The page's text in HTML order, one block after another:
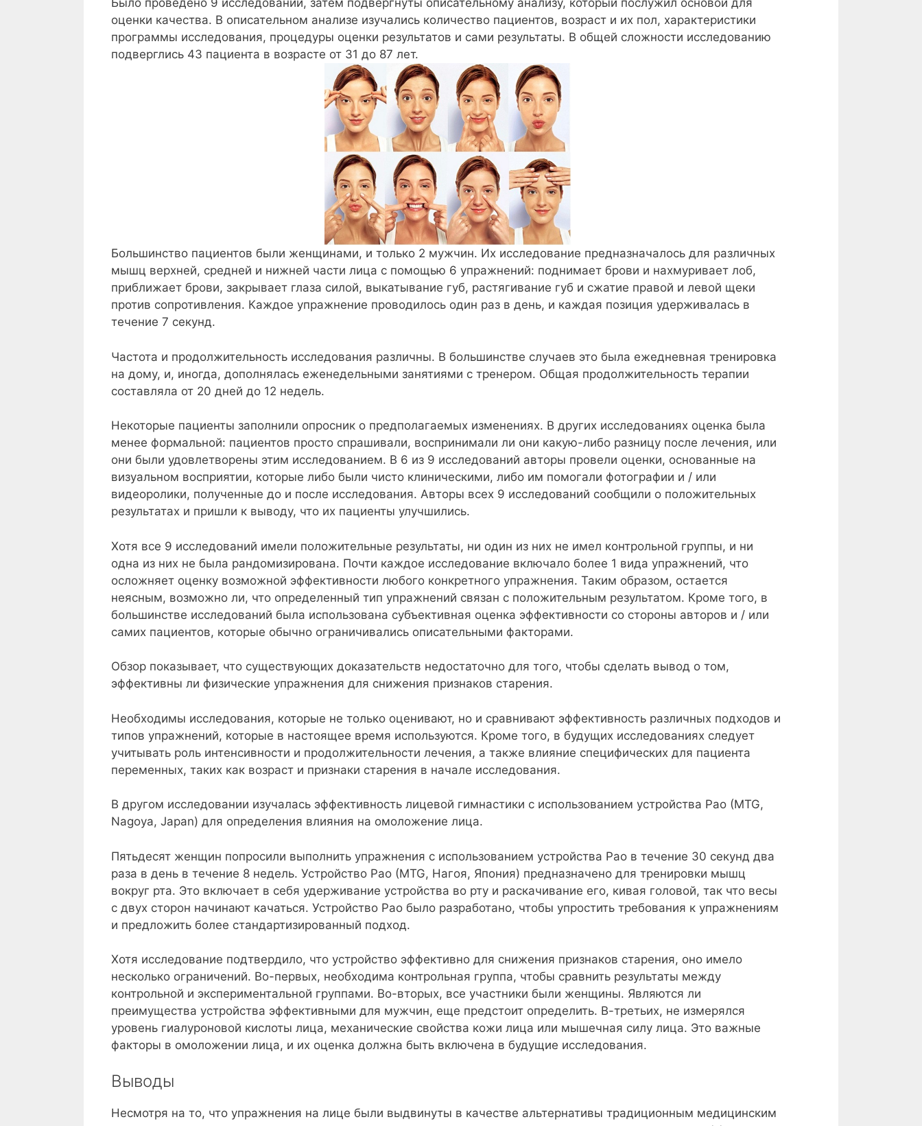
Было проведено 9 исследований, затем подвергнуты описательному анализу, который послужил основой для
оценки качества. В описательном анализе изучались количество пациентов, возраст и их пол, характеристики
программы исследования, процедуры оценки результатов и сами результаты. В общей сложности исследованию
подверглись 43 пациента в возрасте от 31 до 87 лет.
Большинство пациентов были женщинами, и только 2 мужчин. Их исследование предназначалось для различных
мышц верхней, средней и нижней части лица с помощью 6 упражнений: поднимает брови и нахмуривает лоб,
приближает брови, закрывает глаза силой, выкатывание губ, растягивание губ и сжатие правой и левой щеки
против сопротивления. Каждое упражнение проводилось один раз в день, и каждая позиция удерживалась в
течение 7 секунд.
Частота и продолжительность исследования различны. В большинстве случаев это была ежедневная тренировка
на дому, и, иногда, дополнялась еженедельными занятиями с тренером. Общая продолжительность терапии
составляла от 20 дней до 12 недель.
Некоторые пациенты заполнили опросник о предполагаемых изменениях. В других исследованиях оценка была
менее формальной: пациентов просто спрашивали, воспринимали ли они какую-либо разницу после лечения, или
они были удовлетворены этим исследованием. В 6 из 9 исследований авторы провели оценки, основанные на
визуальном восприятии, которые либо были чисто клиническими, либо им помогали фотографии и / или
видеоролики, полученные до и после исследования. Авторы всех 9 исследований сообщили о положительных
результатах и пришли к выводу, что их пациенты улучшились.
Хотя все 9 исследований имели положительные результаты, ни один из них не имел контрольной группы, и ни
одна из них не была рандомизирована. Почти каждое исследование включало более 1 вида упражнений, что
осложняет оценку возможной эффективности любого конкретного упражнения. Таким образом, остается
неясным, возможно ли, что определенный тип упражнений связан с положительным результатом. Кроме того, в
большинстве исследований была использована субъективная оценка эффективности со стороны авторов и / или
самих пациентов, которые обычно ограничивались описательными факторами.
Обзор показывает, что существующих доказательств недостаточно для того, чтобы сделать вывод о том,
эффективны ли физические упражнения для снижения признаков старения.
Необходимы исследования, которые не только оценивают, но и сравнивают эффективность различных подходов и
типов упражнений, которые в настоящее время используются. Кроме того, в будущих исследованиях следует
учитывать роль интенсивности и продолжительности лечения, а также влияние специфических для пациента
переменных, таких как возраст и признаки старения в начале исследования.
В другом исследовании изучалась эффективность лицевой гимнастики с использованием устройства Pao (MTG,
Nagoya, Japan) для определения влияния на омоложение лица.
Пятьдесят женщин попросили выполнить упражнения с использованием устройства Pao в течение 30 секунд два
раза в день в течение 8 недель. Устройство Pao (MTG, Нагоя, Япония) предназначено для тренировки мышц
вокруг рта. Это включает в себя удерживание устройства во рту и раскачивание его, кивая головой, так что весы
с двух сторон начинают качаться. Устройство Pao было разработано, чтобы упростить требования к упражнениям
и предложить более стандартизированный подход.
Хотя исследование подтвердило, что устройство эффективно для снижения признаков старения, оно имело
несколько ограничений. Во-первых, необходима контрольная группа, чтобы сравнить результаты между
контрольной и экспериментальной группами. Во-вторых, все участники были женщины. Являются ли
преимущества устройства эффективными для мужчин, еще предстоит определить. В-третьих, не измерялся
уровень гиалуроновой кислоты лица, механические свойства кожи лица или мышечная силу лица. Это важные
факторы в омоложении лица, и их оценка должна быть включена в будущие исследования.
Выводы
Несмотря на то, что упражнения на лице были выдвинуты в качестве альтернативы традиционным медицинским